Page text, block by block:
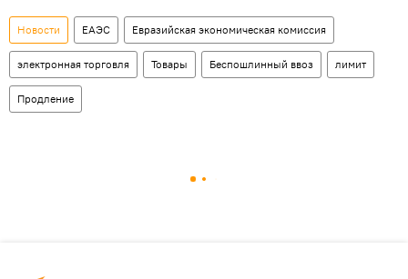
Новости ЕАЭС Евразийская экономическая комиссия
электронная торговля Товары Беспошлинный ввоз лимит
Продление